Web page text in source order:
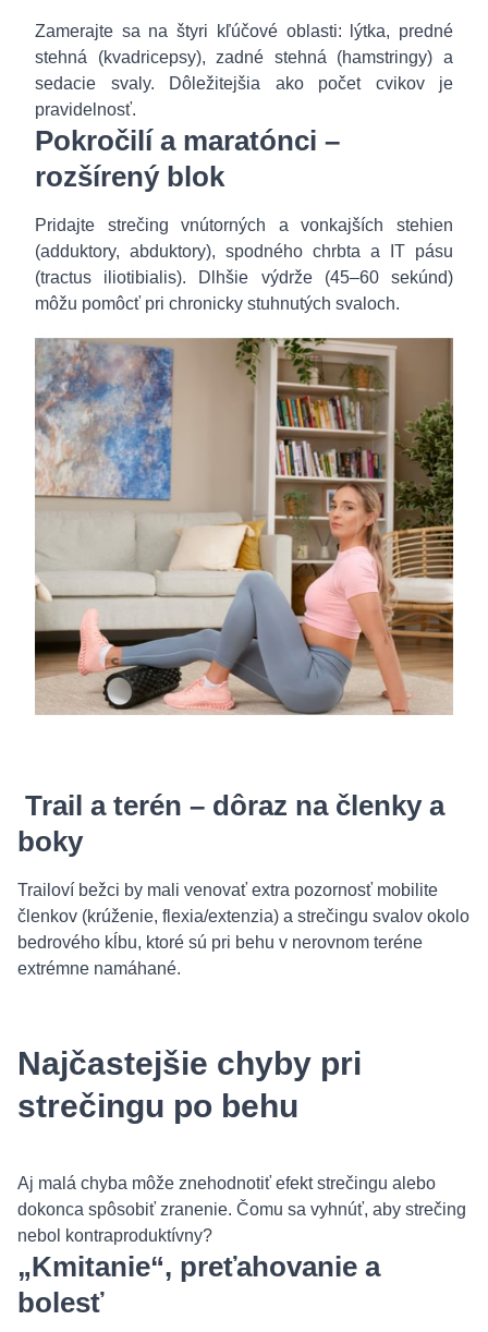
Zamerajte sa na štyri kľúčové oblasti: lýtka, predné
stehná (kvadricepsy), zadné stehná (hamstringy) a
sedacie svaly. Dôležitejšia ako počet cvikov je
pravidelnosť.
Pokročilí a maratónci –
rozšírený blok
Pridajte strečing vnútorných a vonkajších stehien
(adduktory, abduktory), spodného chrbta a IT pásu
(tractus iliotibialis). Dlhšie výdrže (45–60 sekúnd)
môžu pomôcť pri chronicky stuhnutých svaloch.
Trail a terén – dôraz na členky a
boky
Trailoví bežci by mali venovať extra pozornosť mobilite
členkov (krúženie, flexia/extenzia) a strečingu svalov okolo
bedrového kĺbu, ktoré sú pri behu v nerovnom teréne
extrémne namáhané.
Najčastejšie chyby pri
strečingu po behu
Aj malá chyba môže znehodnotiť efekt strečingu alebo
dokonca spôsobiť zranenie. Čomu sa vyhnúť, aby strečing
nebol kontraproduktívny?
„Kmitanie“, preťahovanie a
bolesť